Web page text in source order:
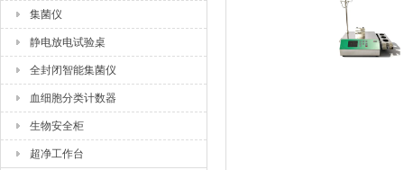
集菌仪
静电放电试验桌
全封闭智能集菌仪
血细胞分类计数器
生物安全柜
超净工作台